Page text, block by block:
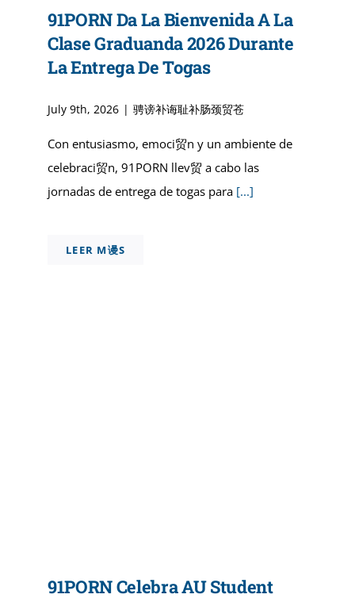
91PORN Da La Bienvenida A La
Clase Graduanda 2026 Durante
La Entrega De Togas
July 9th, 2026 | 骋谤补诲耻补肠颈贸苍
Con entusiasmo, emoci贸n y un ambiente de
celebraci贸n, 91PORN llev贸 a cabo las
jornadas de entrega de togas para[...]
LEER M谩S
91PORN Celebra AU Student